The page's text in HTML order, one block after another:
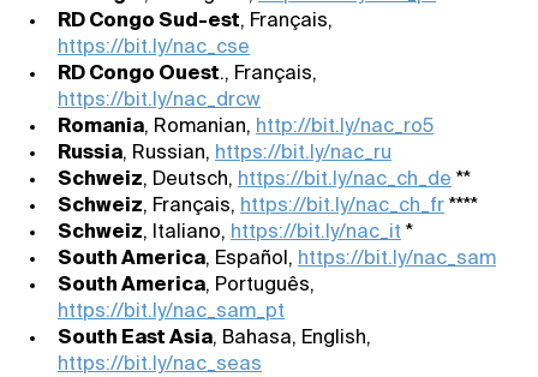
RD Congo Sud-est, Français,
https://bit.ly/nac_cse
RD Congo Ouest., Français,
https://bit.ly/nac_drcw
Romania, Romanian, http://bit.ly/nac_ro5
Russia, Russian, https://bit.ly/nac_ru
Schweiz, Deutsch, https://bit.ly/nac_ch_de **
Schweiz, Français, https://bit.ly/nac_ch_fr ****
Schweiz, Italiano, https://bit.ly/nac_it *
South America, Español, https://bit.ly/nac_sam
South America, Português,
https://bit.ly/nac_sam_pt
South East Asia, Bahasa, English,
https://bit.ly/nac_seas